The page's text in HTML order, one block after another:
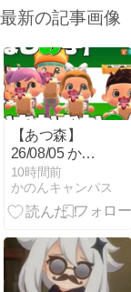
最新の記事画像
【あつ森】
26/08/05 かむ
かむかのん/ほ
しの子 「人命
＞売上金💢」
10時間前
かのんキャンパス